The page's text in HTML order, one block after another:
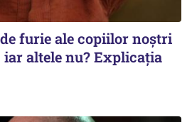
furie ale copiilor noștri
altele nu? Explicația